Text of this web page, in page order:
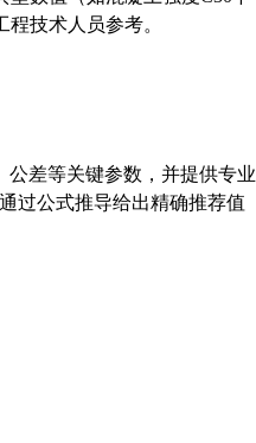
技术人员参考。
公差等关键参数，并提供专业
过公式推导给出精确推荐值